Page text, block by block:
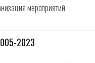
мероприятий
2023